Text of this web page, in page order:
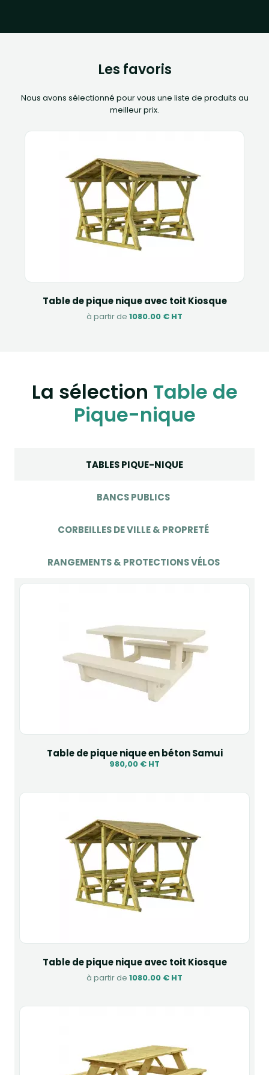
Les favoris
Nous avons sélectionné pour vous une liste de produits au
meilleur prix.
Table de pique nique avec toit Kiosque
à partir de 1080.00 € HT
La sélection Table de
Pique-nique
TABLES PIQUE-NIQUE
BANCS PUBLICS
CORBEILLES DE VILLE & PROPRETÉ
RANGEMENTS & PROTECTIONS VÉLOS
Table de pique nique en béton Samui
980,00 € HT
Table de pique nique avec toit Kiosque
à partir de 1080.00 € HT